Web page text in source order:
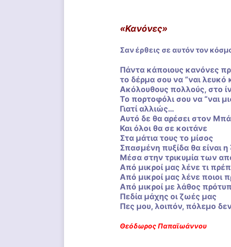
«Κανόνες»
Σαν έρθεις σε αυτόν τον
Πάντα κάποιους κανόνες
το δέρμα σου να “ναι λευκό
Ακόλουθους πολλούς, στο
Το πορτοφόλι σου να “ναι
Γιατί αλλιώς…
Αυτό δε θα αρέσει στον
Και όλοι θα σε κοιτάνε
Στα μάτια τους το μίσος
Σπασμένη πυξίδα θα είναι
Μέσα στην τρικυμία των
Από μικροί μας λένε τι
Από μικροί μας λένε ποιοι
Από μικροί με λάθος
Πεδία μάχης οι ζωές μας
Πες μου, λοιπόν, πόλεμο
ΘεόδωροςΠαπαϊωάννου